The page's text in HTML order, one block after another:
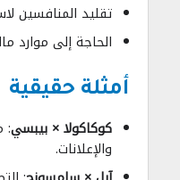
تقليد المنافسين
الحاجة إلى موارد
أمثلة حقيقية
كوكاكولا × بيبسي:
والإعلانات.